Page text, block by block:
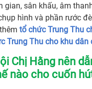
gian, sân khấu, âm
hình và phần rước
tổ chức Trung Thu
Trung Thu cho khu dân
Chị Hằng nên
nào cho cuốn